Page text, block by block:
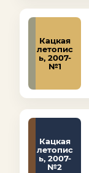
Кацкая
летопис
ь, 2007-
№1
Кацкая
летопис
ь, 2007-
№2